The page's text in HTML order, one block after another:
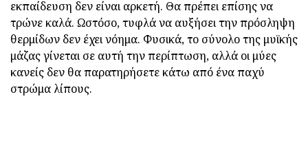
εκπαίδευση δεν είναι αρκετή. Θα πρέπει επίσης να
τρώνε καλά. Ωστόσο, τυφλά να αυξήσει την πρόσληψη
θερμίδων δεν έχει νόημα. Φυσικά, το σύνολο της μυϊκής
μάζας γίνεται σε αυτή την περίπτωση, αλλά οι μύες
κανείς δεν θα παρατηρήσετε κάτω από ένα παχύ
στρώμα λίπους.